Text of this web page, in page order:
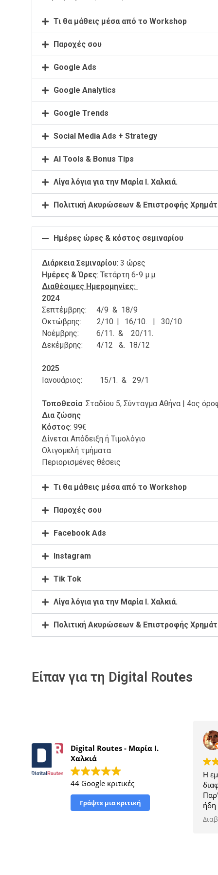
Τι θα μάθεις μέσα από το Workshop
Παροχές σου
Google Ads
Google Analytics
Google Trends
Social Media Ads + Strategy
AI Tools & Bonus Τips
Λίγα λόγια για την Μαρία Ι. Χαλκιά.
Πολιτική Ακυρώσεων & Επιστροφής
Ημέρες ώρες & κόστος σεμιναρίου
Διάρκεια Σεμιναρίου: 3 ώρες
Ημέρες & Ώρες: Τετάρτη 6-9 μ.μ.
Διαθέσιμες Ημερομηνίες:
2024
Σεπτέμβρης: 4/9 & 18/9
Οκτώβρης: 2/10. |. 16/10. | 30/10
Νοέμβρης: 6/11. & 20/11.
Δεκέμβρης: 4/12 &. 18/12
2025
Ιανουάριος: 15/1. & 29/1
Τοποθεσία: Σταδίου 5, Σύνταγμα Αθήνα | 4ος
Δια ζώσης
Κόστος: 99€
Δίνεται Απόδειξη ή Τιμολόγιο
Ολιγομελή τμήματα
Περιορισμένες θέσεις
Τι θα μάθεις μέσα από το Workshop
Παροχές σου
Facebook Ads
Instagram
Tik Tok
Λίγα λόγια για την Μαρία Ι. Χαλκιά.
Πολιτική Ακυρώσεων & Επιστροφής
Είπαν για τη Digital Routes
Digital Routes - Μαρία Ι.
Χαλκιά
44 Google κριτικές
Γράψτε μια κριτική
Η
Παρ'
ήδη
να